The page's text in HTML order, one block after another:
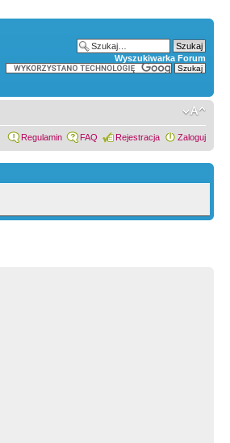
Wyszukiwarka Forum
Regulamin FAQ Rejestracja Zaloguj